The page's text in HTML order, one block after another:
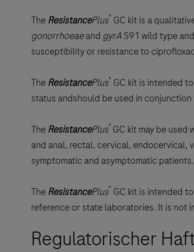
TheResistancePlus® GC kit is a
gonorrhoeaeand gyrAS91 wild type and
susceptibility or resistance to
TheResistancePlus® GC kit is intended
status andshould be used in
TheResistancePlus® GC kit may be
and anal, rectal, cervical, endocervical,
symptomatic and asymptomatic patients.
TheResistancePlus® GC kit is intended
reference or state laboratories. It is not
Regulatorischer